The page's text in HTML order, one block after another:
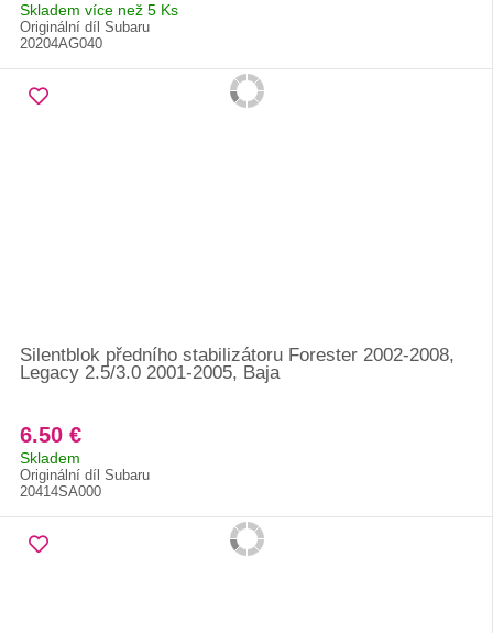
Skladem více než 5 Ks
Originální díl Subaru
20204AG040
Silentblok předního stabilizátoru Forester 2002-2008,
Legacy 2.5/3.0 2001-2005, Baja
6.50 €
Skladem
Originální díl Subaru
20414SA000